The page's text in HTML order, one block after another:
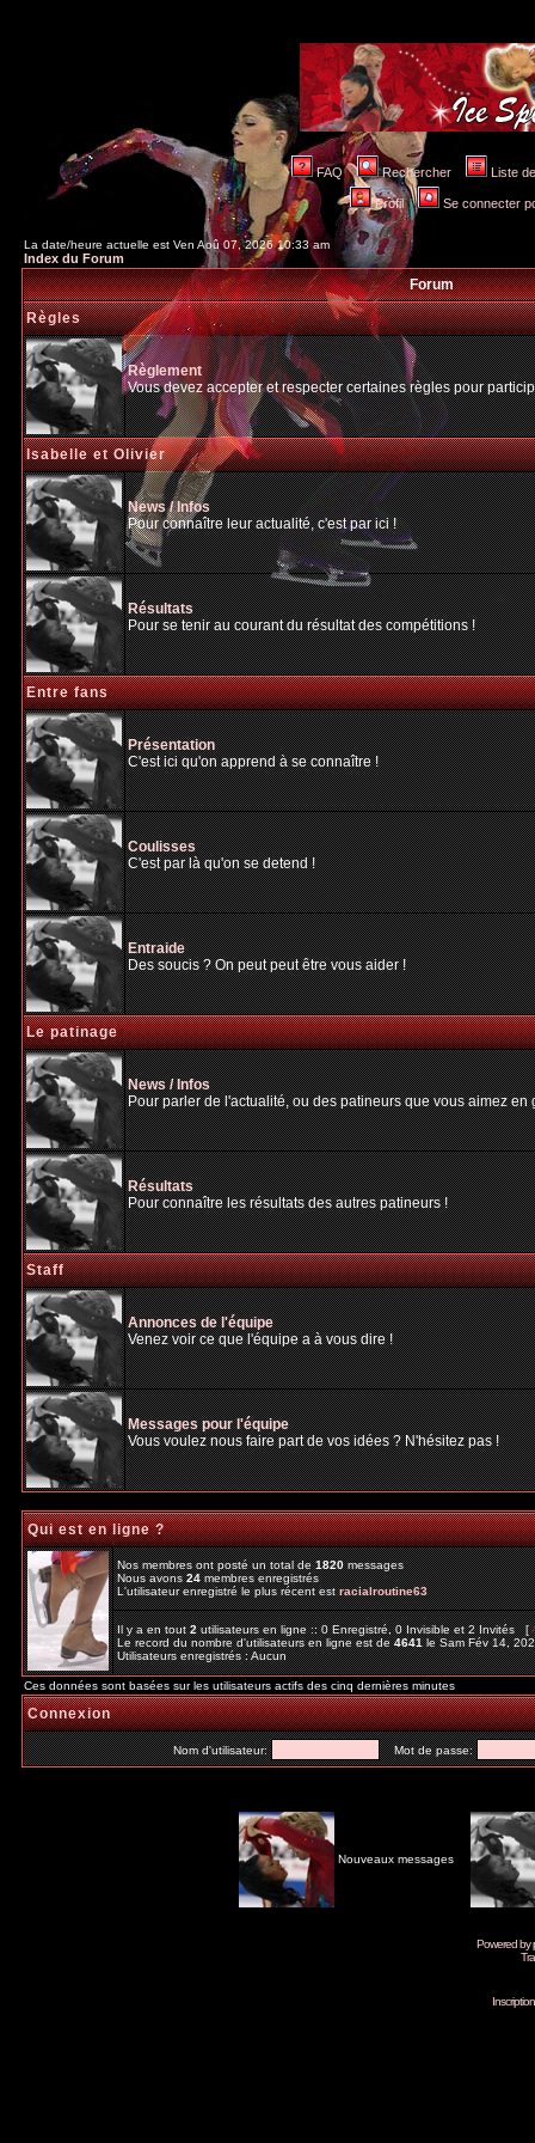
FAQ Rechercher Liste
Profil Se connecter
La date/heure actuelle est Ven Aoû 07, 2026 10:33 am
Index du Forum
Forum
Règles
Règlement
Vous devez accepter et respecter certaines règles pour
Isabelle et Olivier
News / Infos
Pour connaître leur actualité, c'est par ici !
Résultats
Pour se tenir au courant du résultat des compétitions !
Entre fans
Présentation
C'est ici qu'on apprend à se connaître !
Coulisses
C'est par là qu'on se detend !
Entraide
Des soucis ? On peut peut être vous aider !
Le patinage
News / Infos
Pour parler de l'actualité, ou des patineurs que vous aimez
Résultats
Pour connaître les résultats des autres patineurs !
Staff
Annonces de l'équipe
Venez voir ce que l'équipe a à vous dire !
Messages pour l'équipe
Vous voulez nous faire part de vos idées ? N'hésitez pas !
Qui est en ligne ?
Nos membres ont posté un total de1820messages
Nous avons24membres enregistrés
L'utilisateur enregistré le plus récent estracialroutine63
Il y a en tout2utilisateurs en ligne :: 0 Enregistré, 0 Invisible et 2 Invités [
Le record du nombre d'utilisateurs en ligne est de4641le Sam Fév 14,
Utilisateurs enregistrés : Aucun
Ces données sont basées sur les utilisateurs actifs des cinq dernières minutes
Connexion
Nom d'utilisateur: Mot de passe:
Nouveaux messages
Powered by